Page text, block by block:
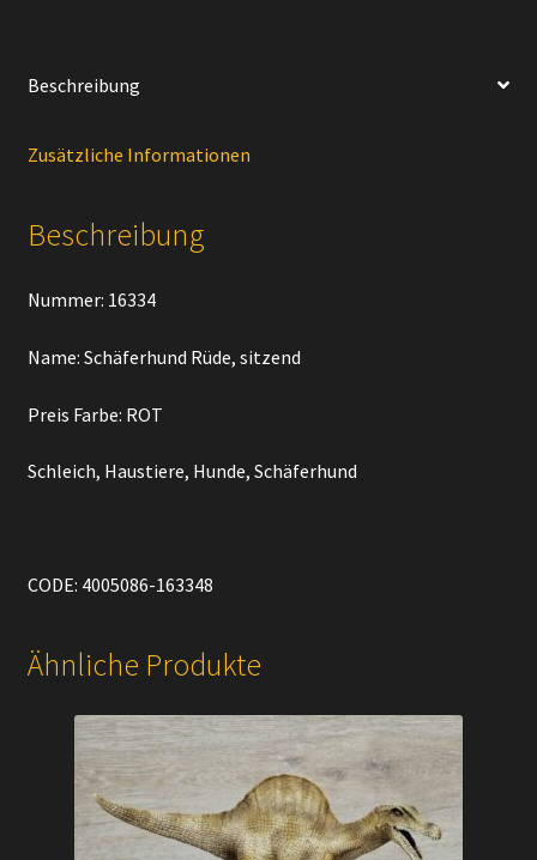
(Fähnchen-
´
Beschreibung
Zusätzliche Informationen
Beschreibung
Nummer: 16334
Name: Schäferhund Rüde, sitzend
Preis Farbe: ROT
Schleich, Haustiere, Hunde, Schäferhund
CODE: 4005086-163348
Ähnliche Produkte